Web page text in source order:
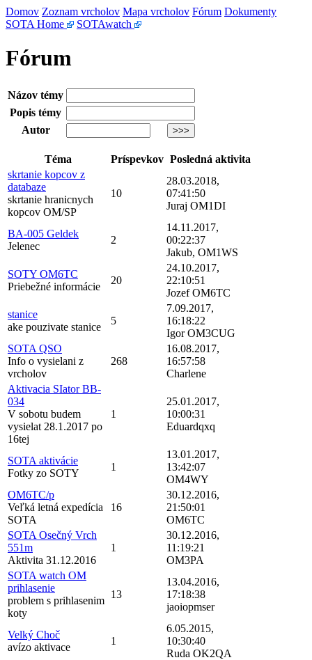
Domov Zoznam vrcholov Mapa vrcholov Fórum Dokumenty
SOTA Home
SOTAwatch
Fórum
Názov témy
Popis témy
Autor
Téma Príspevkov Posledná aktivita
skrtanie kopcov z
databaze
skrtanie hranicnych
kopcov OM/SP
10
28.03.2018,
07:41:50
Juraj OM1DI
BA-005 Geldek
Jelenec
2
14.11.2017,
00:22:37
Jakub, OM1WS
SOTY OM6TC
Priebežné informácie
20
24.10.2017,
22:10:51
Jozef OM6TC
stanice
ake pouzivate stanice
5
7.09.2017,
16:18:22
Igor OM3CUG
SOTA QSO
Info o vysielani z
vrcholov
268
16.08.2017,
16:57:58
Charlene
Aktivacia SIator BB-
034
V sobotu budem
vysielat 28.1.2017 po
16tej
1
25.01.2017,
10:00:31
Eduardqxq
SOTA aktivácie
Fotky zo SOTY
1
13.01.2017,
13:42:07
OM4WY
OM6TC/p
Veľká letná expedícia
SOTA
16
30.12.2016,
21:50:01
OM6TC
SOTA Osečný Vrch
551m
Aktivita 31.12.2016
1
30.12.2016,
11:19:21
OM3PA
SOTA watch OM
prihlasenie
problem s prihlasenim
koty
13
13.04.2016,
17:18:38
jaoiopmser
Velký Choč
avízo aktivace
1
6.05.2015,
10:30:40
Ruda OK2QA